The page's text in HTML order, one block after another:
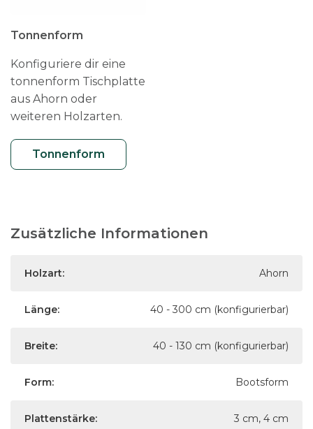
Tonnenform
Konfiguriere dir eine
tonnenform Tischplatte
aus Ahorn oder
weiteren Holzarten.
Tonnenform
Zusätzliche Informationen
Holzart: Ahorn
Länge: 40 - 300 cm (konfigurierbar)
Breite: 40 - 130 cm (konfigurierbar)
Form: Bootsform
Plattenstärke: 3 cm, 4 cm